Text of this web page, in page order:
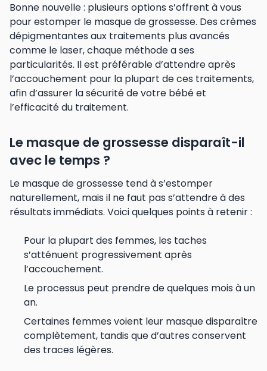
Bonne nouvelle : plusieurs options s’offrent à vous
pour estomper le masque de grossesse. Des crèmes
dépigmentantes aux traitements plus avancés
comme le laser, chaque méthode a ses
particularités. Il est préférable d’attendre après
l’accouchement pour la plupart de ces traitements,
afin d’assurer la sécurité de votre bébé et
l’efficacité du traitement.
Le masque de grossesse disparaît-il
avec le temps ?
Le masque de grossesse tend à s’estomper
naturellement, mais il ne faut pas s’attendre à des
résultats immédiats. Voici quelques points à retenir :
Pour la plupart des femmes, les taches
s’atténuent progressivement après
l’accouchement.
Le processus peut prendre de quelques mois à un
an.
Certaines femmes voient leur masque disparaître
complètement, tandis que d’autres conservent
des traces légères.